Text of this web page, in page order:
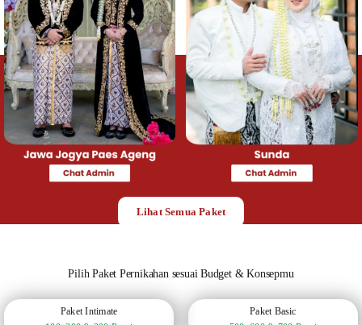
Lihat Semua Paket
Pilih Paket Pernikahan sesuai Budget & Konsepmu
Paket Intimate
Paket Basic